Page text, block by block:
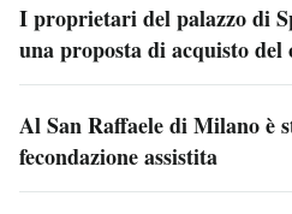
I proprietari del palazzo di
una proposta di acquisto del
Al San Raffaele di Milano è
fecondazione assistita